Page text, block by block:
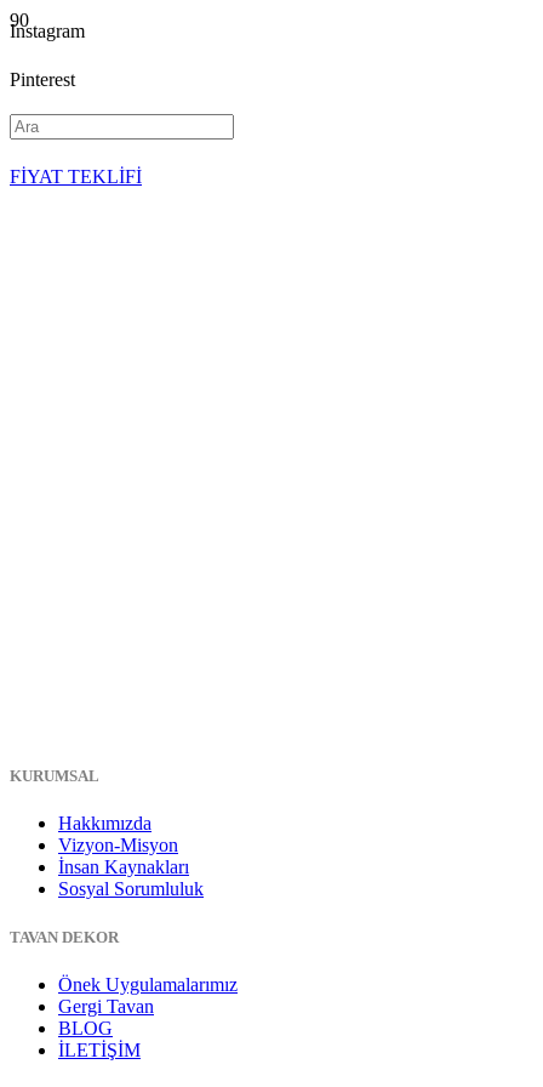
Instagram
Pinterest
YouTube
FİYAT TEKLİFİ
KURUMSAL
Hakkımızda
Vizyon-Misyon
İnsan Kaynakları
Sosyal Sorumluluk
TAVAN DEKOR
Önek Uygulamalarımız
Gergi Tavan
BLOG
İLETİŞİM